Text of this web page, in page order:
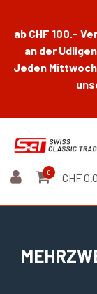
ab CHF 100.-
an der
Jeden
0 CHF